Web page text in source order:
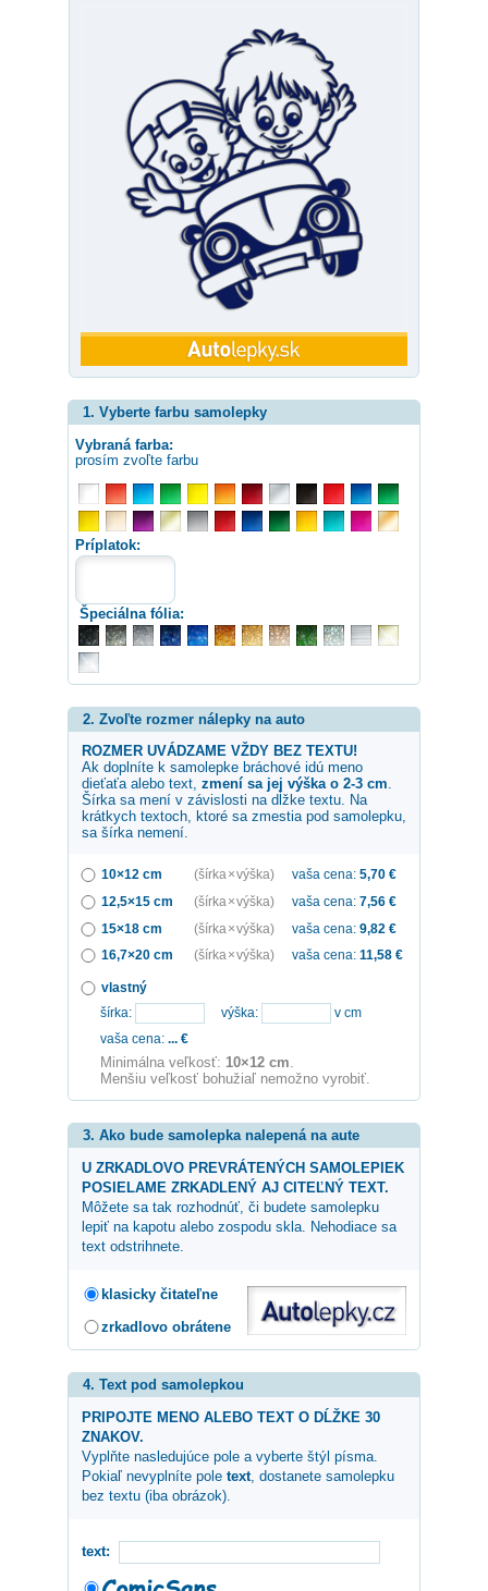
1. Vyberte farbu samolepky
Vybraná farba:
prosím zvoľte farbu
Príplatok:
Špeciálna fólia:
2. Zvoľte rozmer nálepky na auto
ROZMER UVÁDZAME VŽDY BEZ TEXTU!
Ak doplníte k samolepke bráchové idú meno
dieťaťa alebo text, zmení sa jej výška o 2-3 cm.
Šírka sa mení v závislosti na dĺžke textu. Na
krátkych textoch, ktoré sa zmestia pod samolepku,
sa šírka nemení.
10×12 cm (šírka × výška) vaša cena: 5,70 €
12,5×15 cm
(šírka × výška) vaša cena: 7,56 €
15×18 cm
(šírka × výška) vaša cena: 9,82 €
16,7×20 cm
(šírka × výška) vaša cena: 11,58 €
vlastný
šírka:
výška:
v cm
vaša cena: ... €
Minimálna veľkosť: 10×12 cm
Menšiu veľkosť bohužiaľ nemožno vyrobiť.
3. Ako bude samolepka nalepená na aute
U ZRKADLOVO PREVRÁTENÝCH SAMOLEPIEK
POSIELAME ZRKADLENÝ AJ CITEĽNÝ TEXT.
Môžete sa tak rozhodnúť, či budete samolepku
lepiť na kapotu alebo zospodu skla. Nehodiace sa
text odstrihnete.
klasicky čitateľne
zrkadlovo obrátene
4. Text pod samolepkou
PRIPOJTE MENO ALEBO TEXT O DĹŽKE 30
ZNAKOV.
Vyplňte nasledujúce pole a vyberte štýl písma.
Pokiaľ nevyplníte pole text, dostanete samolepku
bez textu (iba obrázok).
text: